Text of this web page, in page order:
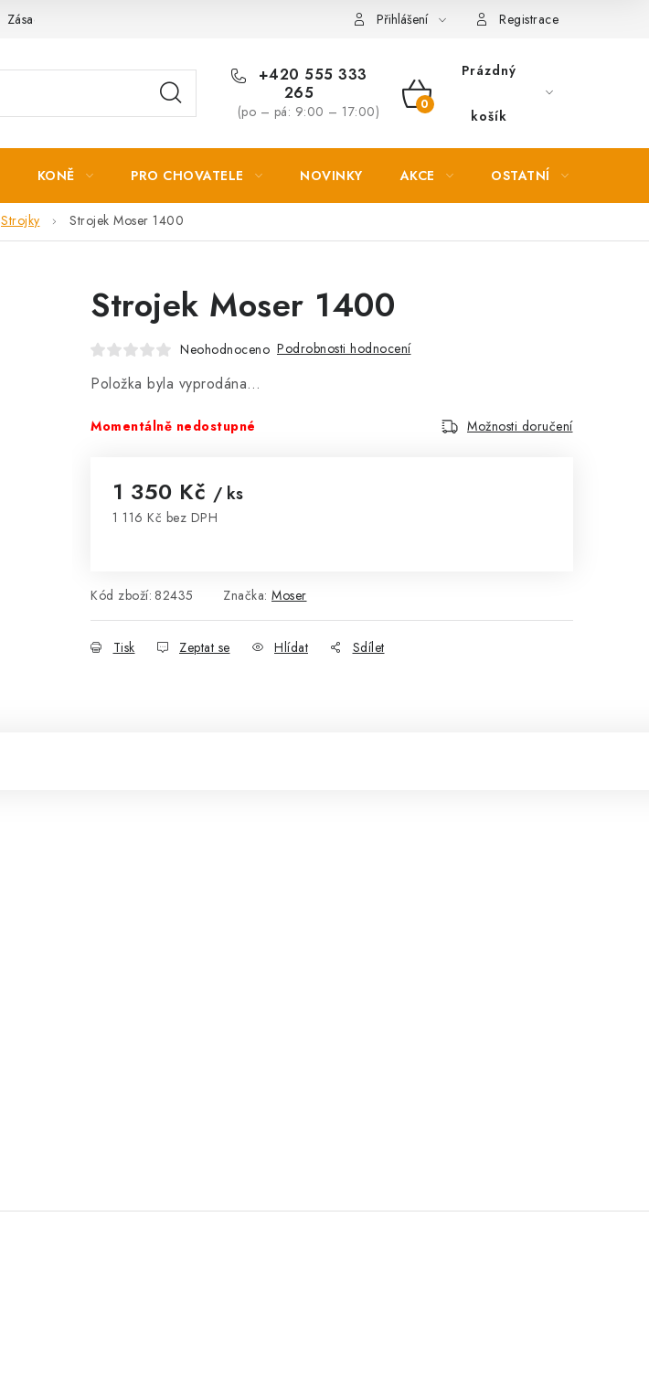
Zásady zpracování osobních údajů Přihlášení Registrace
+420 555 333
265
(po – pá: 9:00 – 17:00)
NÁKUPNÍ
Prázdný
košík
KONĚ PRO CHOVATELE NOVINKY AKCE OSTATNÍ
Strojky Strojek Moser 1400
Strojek Moser 1400
Neohodnoceno Podrobnosti hodnocení
Položka byla vyprodána…
Momentálně nedostupné Možnosti doručení
1 350 Kč / ks
1 116 Kč bez DPH
Kód zboží: 82435 Značka: Moser
Tisk Zeptat se Hlídat Sdílet